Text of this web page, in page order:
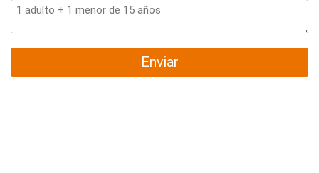
Enviar